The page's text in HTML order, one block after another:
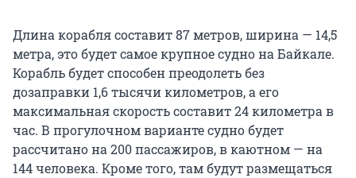
Длина корабля составит 87 метров, ширина — 14,5
метра, это будет самое крупное судно на Байкале.
Корабль будет способен преодолеть без
дозаправки 1,6 тысячи километров, а его
максимальная скорость составит 24 километра в
час. В прогулочном варианте судно будет
рассчитано на 200 пассажиров, в каютном — на
144 человека. Кроме того, там будут размещаться